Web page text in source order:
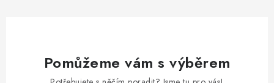
Pomůžeme vám s výběrem